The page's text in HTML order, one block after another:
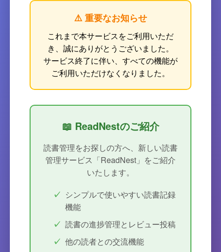
⚠️ 重要なお知らせ
これまで本サービスをご利用いただ
き、誠にありがとうございました。
サービス終了に伴い、すべての機能が
ご利用いただけなくなりました。
📖 ReadNestのご紹介
読書管理をお探しの方へ、新しい読書
管理サービス「ReadNest」をご紹介
いたします。
シンプルで使いやすい読書記録
機能
読書の進捗管理とレビュー投稿
他の読者との交流機能